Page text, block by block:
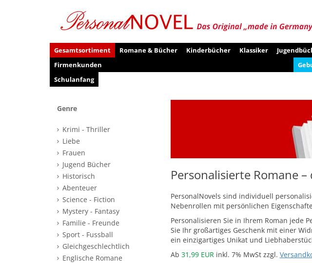
Gesamtsortiment Romane & Bücher Kinderbücher Klassiker
Firmenkunden
Schulanfang
Genre
Krimi - Thriller
Liebe
Frauen
Jugend Bücher
Historisch
Abenteuer
Science - Fiction
Mystery - Fantasy
Familie - Freunde
Sport - Fussball
Gleichgeschlechtlich
Englische Romane
Personalisierte Romane
PersonalNovels sind individuell
Nebenrollen mit persönlichen
Personalisieren Sie in Ihrem Roman jede
Sie Ihr großartiges Geschenk mit einer
ein einzigartiges Unikat und
Ab 31,99 EURinkl. 7% MwSt zzgl.